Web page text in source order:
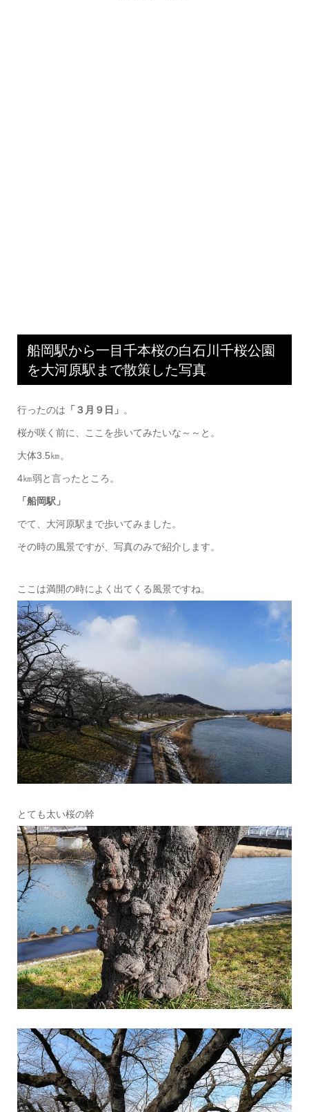
船岡駅から一目千本桜の白石川千桜公園
を大河原駅まで散策した写真
行ったのは 「３月９日」 。
桜が咲く前に、ここを歩いてみたいな～～と。
大体3.5㎞。
4㎞弱と言ったところ。
「船岡駅」
でて、大河原駅まで歩いてみました。
その時の風景ですが、写真のみで紹介します。
ここは満開の時によく出てくる風景ですね。
とても太い桜の幹